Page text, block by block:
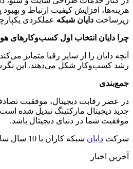
هزینه‌ها، افزایش کیفیت ارتباط و
زیرساخت دایان شبکه عملکردی
چرا دایان انتخاب اول کسب‌وکارهای
رشد کسب‌وکار شکل می‌دهند. این نگرش
جمع‌بندی
در عصر رقابت دیجیتال، موفقیت
جدید دیجیتال مارکتینگ تبدیل شده
موفقیت شما در دنیای دیجیتال باشد.
شرکت دایان شبکه کاران با 10 سال سابقه کار، گروهی متشکل از افراد متخصص و مجرب در زمینه شبکه های کامپیوتری، تلفن تحت شبکه، طراحی و بهینه سازی وبسایت و سئو
آخرین اخبار